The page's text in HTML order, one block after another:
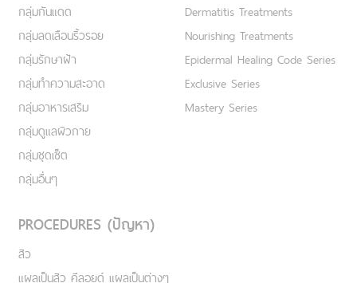
กลุ่มกันแดด
กลุ่มลดเลือนริ้วรอย
กลุ่มรักษาฝ้า
กลุ่มทำความสะอาด
กลุ่มอาหารเสริม
กลุ่มดูแลผิวกาย
กลุ่มชุดเซ็ต
กลุ่มอื่นๆ
Dermatitis Treatments
Nourishing Treatments
Epidermal Healing Code Series
Exclusive Series
Mastery Series
PROCEDURES (ปัญหา)
สิว
แผลเป็นสิว คีลอยด์ แผลเป็นต่างๆ